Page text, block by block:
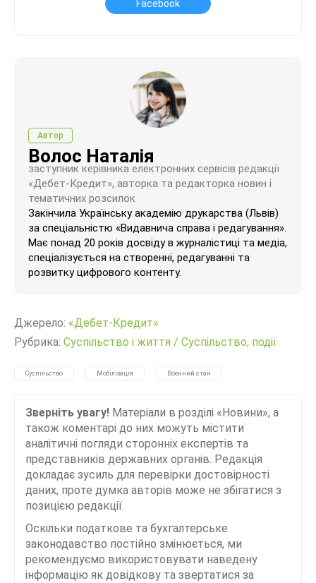
Facebook
Автор
Волос Наталія
заступник керівника електронних сервісів редакції
«Дебет-Кредит», авторка та редакторка новин і
тематичних розсилок
Закінчила Українську академію друкарства (Львів)
за спеціальністю «Видавнича справа і редагування».
Має понад 20 років досвіду в журналістиці та медіа,
спеціалізується на створенні, редагуванні та
розвитку цифрового контенту.
Джерело: «Дебет-Кредит»
Рубрика: Суспільство і життя / Суспільство, події
Суспільство Мобілізація Воєнний стан
Зверніть увагу! Матеріали в розділі «Новини», а
також коментарі до них можуть містити
аналітичні погляди сторонніх експертів та
представників державних органів. Редакція
докладає зусиль для перевірки достовірності
даних, проте думка авторів може не збігатися з
позицією редакції.
Оскільки податкове та бухгалтерське
законодавство постійно змінюється, ми
рекомендуємо використовувати наведену
інформацію як довідкову та звертатися за